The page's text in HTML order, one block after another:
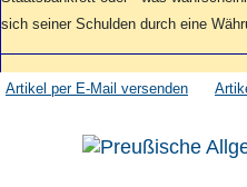
sich seiner Schulden durch eine
Artikel per E-Mail versenden